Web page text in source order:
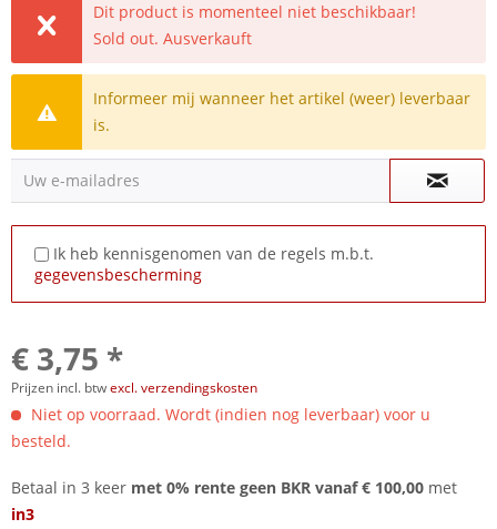
Dit product is momenteel niet beschikbaar!
Sold out. Ausverkauft
Informeer mij wanneer het artikel (weer) leverbaar
is.
Uw e-mailadres
Ik heb kennisgenomen van de regels m.b.t.
gegevensbescherming
€ 3,75 *
Prijzen incl. btwexcl. verzendingskosten
Niet op voorraad. Wordt (indien nog leverbaar) voor u
besteld.
Betaal in 3 keer met 0% rente geen BKR vanaf € 100,00 met
in3